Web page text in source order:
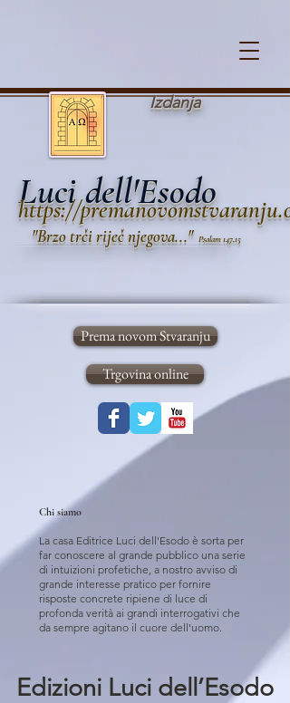
Izdanja
Luci dell'Esodo
https://
"Brzo trčiriječ njegova..." Psalam 147,15
Prema novom Stvaranju
Trgovina online
Chi siamo
La casa Editrice Luci dell'Esodo è sorta per
far conoscere al grande pubblico una serie
di intuizioni profetiche, a nostro avviso di
grande interesse pratico per fornire
risposte concrete ripiene di luce di
profonda verità ai grandi interrogativi che
da sempre agitano il cuore dell'uomo.
Edizioni Luci dell’Esodo